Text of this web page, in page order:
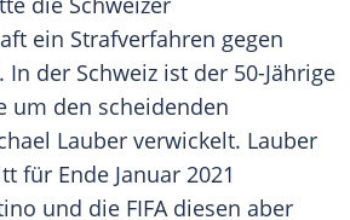
ein Strafverfahren gegen
In der Schweiz ist der 50-Jährige
um den scheidenden
Lauber verwickelt. Lauber
für Ende Januar 2021
und die FIFAdiesen aber